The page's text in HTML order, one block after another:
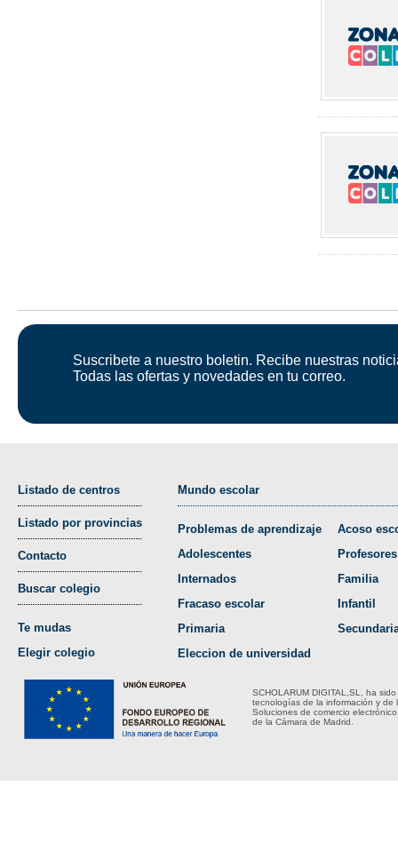
Suscribete a nuestro boletin. Recibe nuestras
Todas las ofertas y novedades en tu correo.
Listado de centros
Listado por provincias
Contacto
Buscar colegio
Te mudas
Elegir colegio
Mundo escolar
Problemas de aprendizaje
Adolescentes
Internados
Fracaso escolar
Primaria
Eleccion de universidad
Acoso
Profesores
Familia
Infantil
SCHOLARUM DIGITAL,SL, ha
tecnologías de la información y de
Soluciones de comercio
de la Cámara de Madrid.